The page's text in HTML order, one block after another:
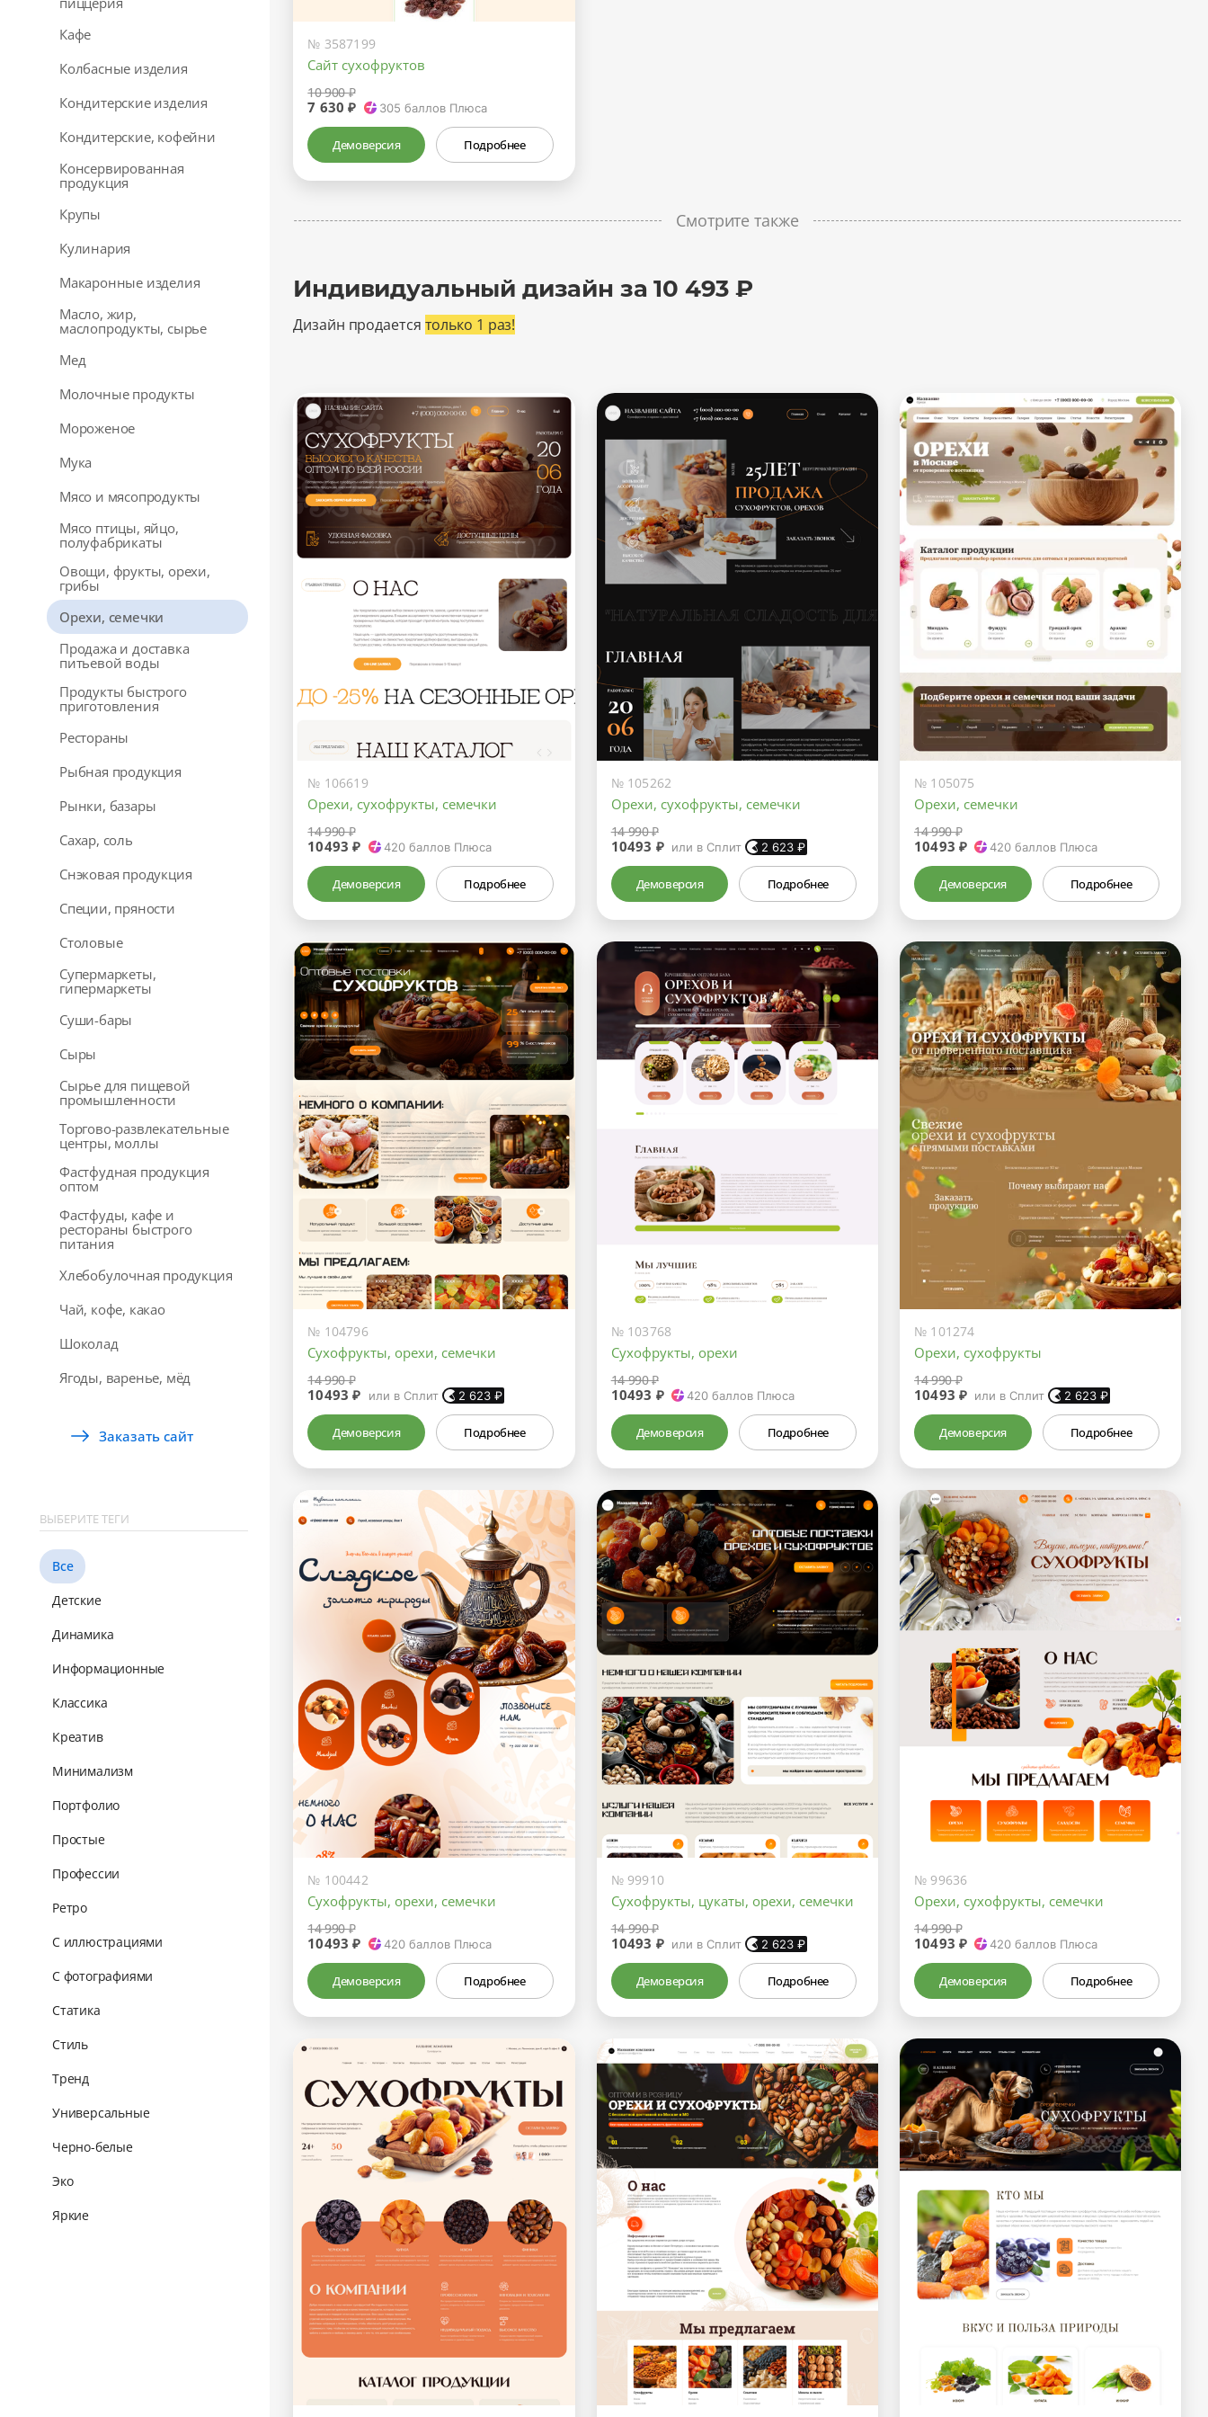
Кафе
Колбасные изделия
Кондитерские изделия
Кондитерские, кофейни
Консервированная
продукция
Крупы
Кулинария
Макаронные изделия
Масло, жир,
маслопродукты, сырье
Мед
Молочные продукты
Мороженое
Мука
Мясо и мясопродукты
Мясо птицы, яйцо,
полуфабрикаты
Овощи, фрукты, орехи,
грибы
Орехи, семечки
Продажа и доставка
питьевой воды
Продукты быстрого
приготовления
Рестораны
Рыбная продукция
Рынки, базары
Сахар, соль
Снэковая продукция
Специи, пряности
Столовые
Супермаркеты,
гипермаркеты
Суши-бары
Сыры
Сырье для пищевой
промышленности
Торгово-развлекательные
центры, моллы
Фастфудная продукция
оптом
Фастфуды, кафе и
рестораны быстрого
питания
Хлебобулочная продукция
Чай, кофе, какао
Шоколад
Ягоды, варенье, мёд
Заказать сайт
ВЫБЕРИТЕ ТЕГИ
Все
Детские
Динамика
Информационные
Классика
Креатив
Минимализм
Портфолио
Простые
Профессии
Ретро
С иллюстрациями
С фотографиями
Статика
Стиль
Тренд
Универсальные
Черно-белые
Эко
Яркие
№ 3587199
Сайт сухофруктов
10 900 ₽
7 630 ₽ 305 баллов Плюса
Демоверсия Подробнее
Смотрите также
Индивидуальный дизайн за 10 493 ₽
Дизайн продается только 1 раз!
№ 106619
Орехи, сухофрукты, семечки
14 990 ₽
10493 ₽ 420баллов Плюса
Демоверсия Подробнее
№ 105262
Орехи, сухофрукты, семечки
14 990 ₽
10493 ₽ или в Сплит 2 623 ₽
Демоверсия Подробнее
№ 105075
Орехи, семечки
14 990 ₽
10493 ₽ 420 баллов Плюса
Демоверсия Подробнее
№ 104796
Сухофрукты, орехи, семечки
14 990 ₽
10493 ₽ или в Сплит 2 623₽
Демоверсия Подробнее
№ 103768
Сухофрукты, орехи
14 990 ₽
10493 ₽ 420 баллов Плюса
Демоверсия Подробнее
№ 101274
Орехи, сухофрукты
14 990 ₽
10493 ₽ или в Сплит 2 623 ₽
Демоверсия Подробнее
№ 100442
Сухофрукты, орехи, семечки
14 990 ₽
10493 ₽ 420баллов Плюса
Демоверсия Подробнее
№ 99910
Сухофрукты, цукаты, орехи, семечки
14 990 ₽
10493 ₽ или в Сплит 2 623 ₽
Демоверсия Подробнее
№ 99636
Орехи, сухофрукты, семечки
14 990 ₽
10493 ₽ 420 баллов Плюса
Демоверсия Подробнее